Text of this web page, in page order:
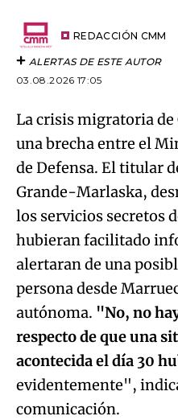
REDACCIÓN CMM
ALERTAS DE ESTE AUTOR
03.08.2026 17:05
La crisis migratoria de
una brecha entre el
de Defensa. El titular
Grande-Marlaska,
los servicios secretos
hubieran facilitado
alertaran de una
persona desde
autónoma. "No, no
respecto de que una
acontecida el día 30
evidentemente",
comunicación.